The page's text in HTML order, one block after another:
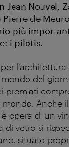
Nouvel,
Pierre de
più
i pilotis.
del
premiati
Anche
opera di un
di vetro si
situato